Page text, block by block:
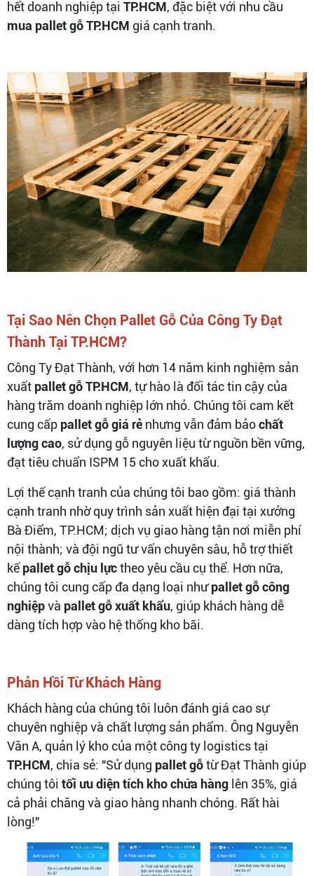
hết doanh nghiệp tại TP.HCM, đặc biệt với nhu cầu
mua pallet gỗ TP.HCM giá cạnh tranh.
Tại Sao Nên Chọn Pallet Gỗ Của Công Ty Đạt
Thành Tại TP.HCM?
Công Ty Đạt Thành, với hơn 14 năm kinh nghiệm sản
xuất pallet gỗ TP.HCM, tự hào là đối tác tin cậy của
hàng trăm doanh nghiệp lớn nhỏ. Chúng tôi cam kết
cung cấp pallet gỗ giá rẻ nhưng vẫn đảm bảochất
lượng cao, sử dụng gỗ nguyên liệu từ nguồn bền vững,
đạt tiêu chuẩn ISPM 15 cho xuất khẩu.
Lợi thế cạnh tranh của chúng tôi bao gồm: giá thành
cạnh tranh nhờ quy trình sản xuất hiện đại tại xưởng
Bà Điểm, TP.HCM; dịch vụ giao hàng tận nơi miễn phí
nội thành; và đội ngũ tư vấn chuyên sâu, hỗ trợ thiết
kếpallet gỗ chịu lựctheo yêu cầu cụ thể. Hơn nữa,
chúng tôi cung cấp đa dạng loại nhưpallet gỗ công
nghiệpvà pallet gỗ xuất khẩu, giúp khách hàng dễ
dàng tích hợp vào hệ thống kho bãi.
Phản Hồi Từ Khách Hàng
Khách hàng của chúng tôi luôn đánh giá cao sự
chuyên nghiệp và chất lượng sản phẩm. Ông Nguyễn
Văn A, quản lý kho của một công ty logistics tại
TP.HCM, chia sẻ: "Sử dụng pallet gỗtừ Đạt Thành giúp
chúng tôi tối ưu diện tích kho chứa hàng lên 35%, giá
cả phải chăng và giao hàng nhanh chóng. Rất hài
lòng!"